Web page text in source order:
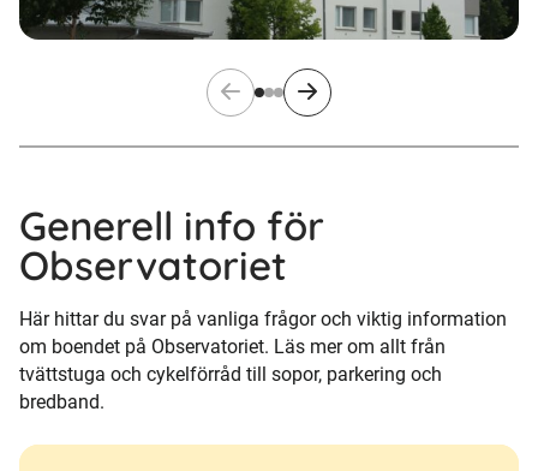
Generell info för
Observatoriet
Här hittar du svar på vanliga frågor och viktig information
om boendet på Observatoriet. Läs mer om allt från
tvättstuga och cykelförråd till sopor, parkering och
bredband.